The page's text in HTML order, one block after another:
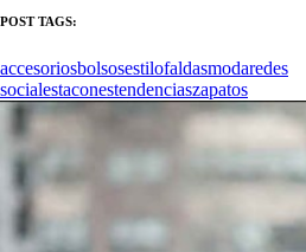
POST TAGS:
accesoriosbolsosestilofaldasmodaredes
socialestaconestendenciaszapatos